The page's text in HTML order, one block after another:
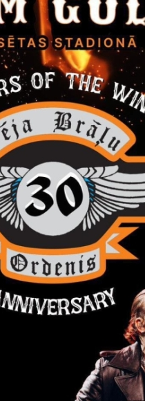
e-pastu saziņai